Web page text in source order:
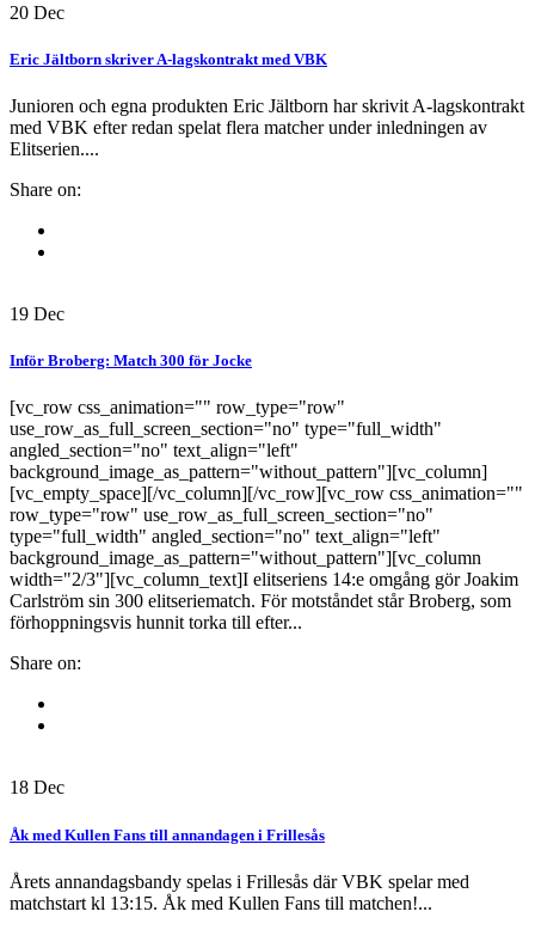
20 Dec
Eric Jältborn skriver A-lagskontrakt med VBK
Junioren och egna produkten Eric Jältborn har skrivit A-lagskontrakt
med VBK efter redan spelat flera matcher under inledningen av
Elitserien....
Share on:
19 Dec
Inför Broberg: Match 300 för Jocke
[vc_row css_animation="" row_type="row"
use_row_as_full_screen_section="no" type="full_width"
angled_section="no" text_align="left"
background_image_as_pattern="without_pattern"][vc_column]
[vc_empty_space][/vc_column][/vc_row][vc_row css_animation=""
row_type="row" use_row_as_full_screen_section="no"
type="full_width" angled_section="no" text_align="left"
background_image_as_pattern="without_pattern"][vc_column
width="2/3"][vc_column_text]I elitseriens 14:e omgång gör Joakim
Carlström sin 300 elitseriematch. För motståndet står Broberg, som
förhoppningsvis hunnit torka till efter...
Share on:
18 Dec
Åk med Kullen Fans till annandagen i Frillesås
Årets annandagsbandy spelas i Frillesås där VBK spelar med
matchstart kl 13:15. Åk med Kullen Fans till matchen!...